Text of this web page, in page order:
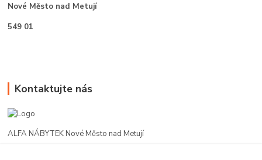
Nové Město nad Metují
549 01
Kontaktujte nás
ALFA NÁBYTEK Nové Město nad Metují